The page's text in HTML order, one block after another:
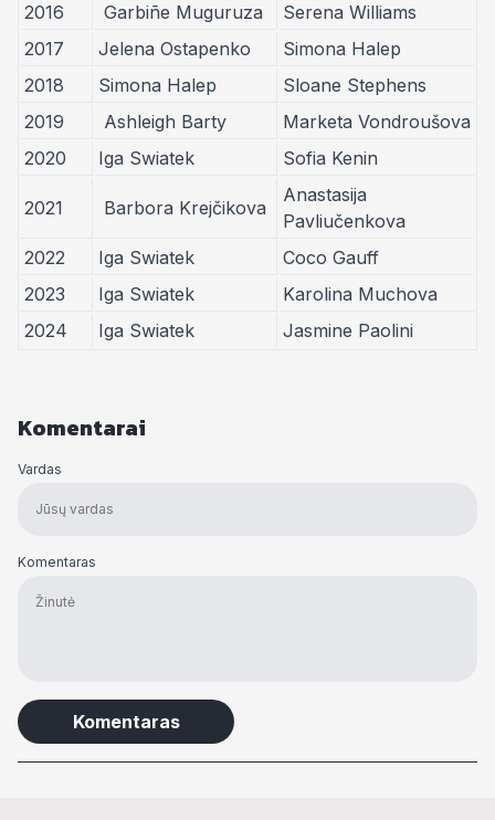
2016
Garbiñe Muguruza
Serena Williams
2017
Jelena Ostapenko
Simona Halep
2018
Simona Halep
Sloane Stephens
2019
Ashleigh Barty
Marketa Vondroušova
2020
Iga Swiatek Sofia Kenin
2021 Barbora Krejčikova
Anastasija
Pavliučenkova
2022
Iga Swiatek
Coco Gauff
2023
Iga Swiatek
Karolina Muchova
2024
Iga Swiatek Jasmine Paolini
Komentarai
Vardas
Komentaras